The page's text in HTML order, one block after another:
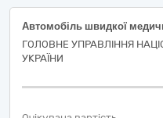
Автомобіль швидкої
ГОЛОВНЕ УПРАВЛІННЯ
УКРАЇНИ